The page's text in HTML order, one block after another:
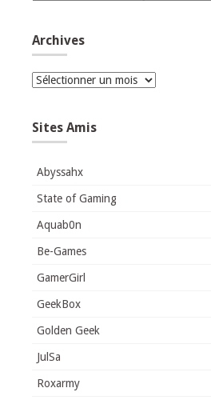
Archives
Archives
Sites Amis
Abyssahx
State of Gaming
Aquab0n
Be-Games
GamerGirl
GeekBox
Golden Geek
JulSa
Roxarmy